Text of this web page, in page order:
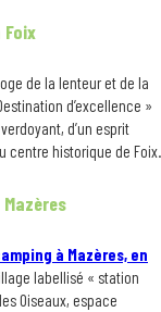
de la lenteur et de la
d’excellence »
d’un esprit
centre historique de Foix.
à Mazères, en
labellisé « station
Oiseaux, espace